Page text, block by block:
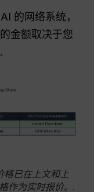
的网络系统，
金额取决于您
已在上文和上
作为实时报价。.